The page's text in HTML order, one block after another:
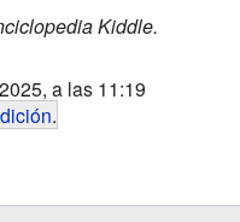
Kiddle.
a las 11:19
.